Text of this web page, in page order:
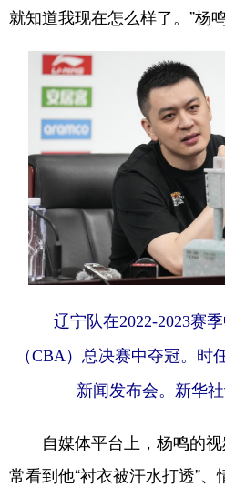
就知道我现在怎么样了。”杨鸣
辽宁队在2022-2023赛
（CBA）总决赛中夺冠。时
新闻发布会。 新华
自媒体平台上，杨鸣的视
常看到他“衬衣被汗水打透”、